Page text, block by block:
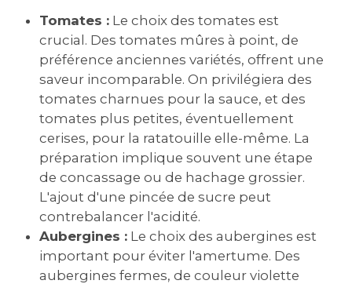
Tomates : Le choix des tomates est
crucial. Des tomates mûres à point‚ de
préférence anciennes variétés‚ offrent une
saveur incomparable. On privilégiera des
tomates charnues pour la sauce‚ et des
tomates plus petites‚ éventuellement
cerises‚ pour la ratatouille elle-même. La
préparation implique souvent une étape
de concassage ou de hachage grossier.
L'ajout d'une pincée de sucre peut
contrebalancer l'acidité.
Aubergines : Le choix des aubergines est
important pour éviter l'amertume. Des
aubergines fermes‚ de couleur violette